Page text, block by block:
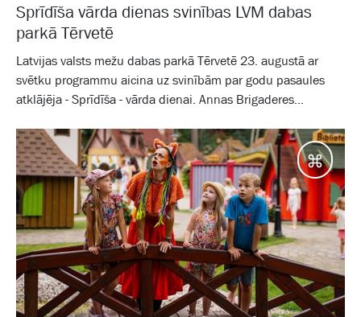
Sprīdīša vārda dienas svinības LVM dabas
parkā Tērvetē
Latvijas valsts mežu dabas parkā Tērvetē 23. augustā ar
svētku programmu aicina uz svinībām par godu pasaules
atklājēja - Sprīdīša - vārda dienai. Annas Brigaderes...